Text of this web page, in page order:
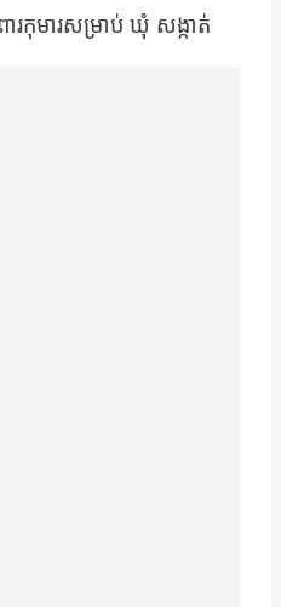
រកុមារសម្រាប់ ឃុំ សង្កាត់